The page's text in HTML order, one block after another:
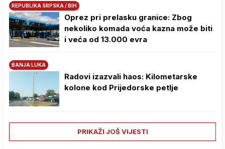
REPUBLIKA SRPSKA / BIH
Oprez pri prelasku granice: Zbog
nekoliko komada voća kazna može biti
i veća od 13.000 evra
BANJA LUKA
Radovi izazvali haos: Kilometarske
kolone kod Prijedorske petlje
PRIKAŽI JOŠ VIJESTI